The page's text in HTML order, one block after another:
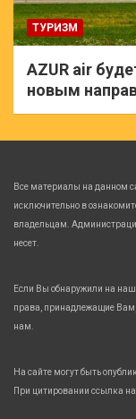
ТУРИЗМ
AZUR air
новым
Все материалы на данном
исключительно в
владельцам.
несет.
Если Вы обнаружили на
права, принадлежащие
нам.
На сайте могут быть
При цитировании ссылка на